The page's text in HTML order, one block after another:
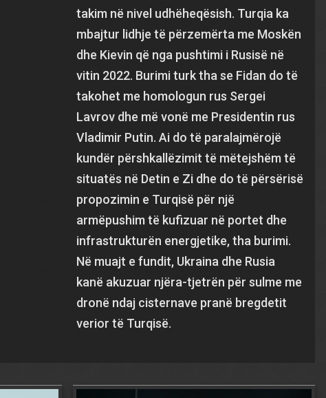
takim në nivel udhëheqësish. Turqia ka
mbajtur lidhje të përzemërta me Moskën
dhe Kievin që nga pushtimi i Rusisë në
vitin 2022. Burimi turk tha se Fidan do të
takohet me homologun rus Sergei
Lavrov dhe më vonë me Presidentin rus
Vladimir Putin. Ai do të paralajmërojë
kundër përshkallëzimit të mëtejshëm të
situatës në Detin e Zi dhe do të përsërisë
propozimin e Turqisë për një
armëpushim të kufizuar në portet dhe
infrastrukturën energjetike, tha burimi.
Në muajt e fundit, Ukraina dhe Rusia
kanë akuzuar njëra-tjetrën për sulme me
dronë ndaj cisternave pranë bregdetit
verior të Turqisë.